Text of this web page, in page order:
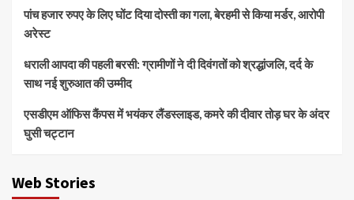
पांच हजार रुपए के लिए घोंट दिया दोस्ती का गला, बेरहमी से किया मर्डर, आरोपी
अरेस्ट
धराली आपदा की पहली बरसी: ग्रामीणों ने दी दिवंगतों को श्रद्धांजलि, दर्द के
साथ नई शुरुआत की उम्मीद
एसडीएम ऑफिस कैंपस में भयंकर लैंडस्लाइड, कमरे की दीवार तोड़ घर के अंदर
घुसी चट्टान
Web Stories